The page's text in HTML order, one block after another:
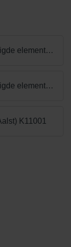
NL-BSB-certificaat vooraf vervaardigde elementen van beton
NL-BSB-certificaat vooraf vervaardigde elementen van beton (Aalst) K20305
K11001